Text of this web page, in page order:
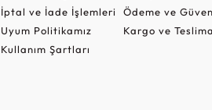
İptal ve İade İşlemleri
Uyum Politikamız
Kullanım Şartları
Ödeme ve
Kargo ve